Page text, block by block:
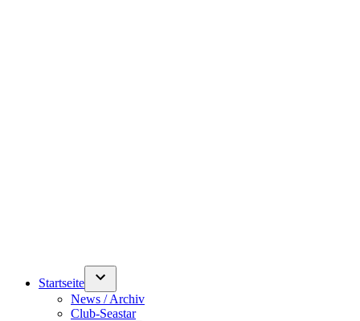
Startseite
News / Archiv
Club-Seastar